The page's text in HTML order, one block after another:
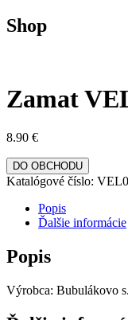
Shop
Zamat
8.90 €
DO OBCHODU
Katalógové číslo:
Popis
Ďalšie informácie
Popis
Výrobca: Bubulákovo